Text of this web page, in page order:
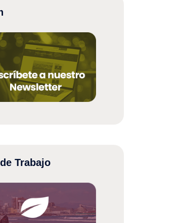
Trabajo